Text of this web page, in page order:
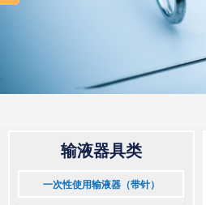
输液器具类
一次性使用输液器（带针）